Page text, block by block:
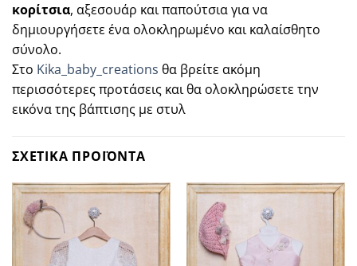
κορίτσια, αξεσουάρ και παπούτσια για να
δημιουργήσετε ένα ολοκληρωμένο και καλαίσθητο
σύνολο.
Στο Kika_baby_creations θα βρείτε ακόμη
περισσότερες προτάσεις και θα ολοκληρώσετε την
εικόνα της βάπτισης με στυλ
ΣΧΕΤΙΚΑ ΠΡΟΪΟΝΤΑ